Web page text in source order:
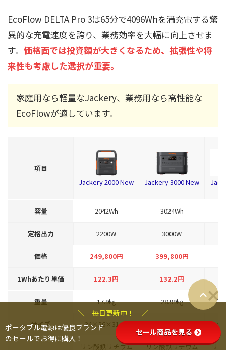
EcoFlow DELTA Pro 3は65分で4096Whを満充電する驚
異的な充電速度を誇り、業務効率を大幅に向上させま
す。 価格面では投資額が大きくなるため、拡張性や将
来性も考慮した選択が重要。
家庭用なら軽量なJackery、業務用なら高性能な
EcoFlowが適しています。
項目
Jackery 2000 New
Jackery 3000 New
容量 2042Wh 3024Wh
定格出力 2200W 3000W
価格 249,800円 399,800円
1Whあたり単価 122.3円 132.2円
重量 17.9㎏ 28.99㎏
サイズ 34×26×31cm 47×36×41cm
リン酸鉄リチウム リン酸鉄リチウム リン
＼ 毎日更新中！ ／
ポータブル電源は優良ブランド
のセールでお得に購入！
セール商品を見る